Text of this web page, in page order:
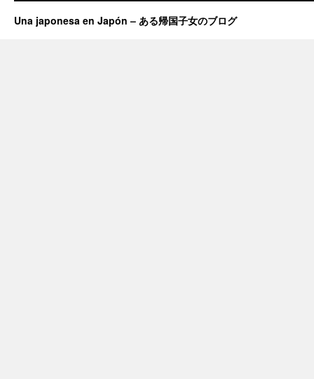
Una japonesa en Japón – ある帰国子女のブログ